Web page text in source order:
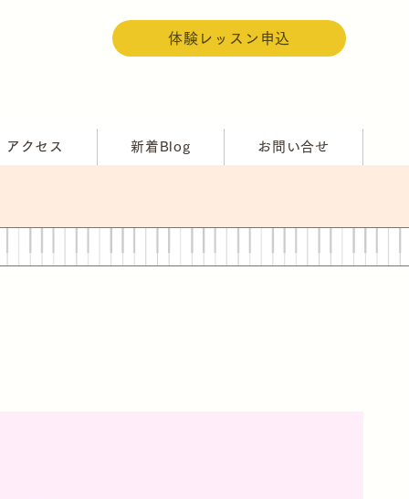
体験レッスン申込
アクセス 新着Blog お問い合せ